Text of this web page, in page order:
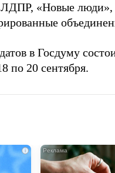
«Новые люди»,
в Госдуму
по 20 сентября.
i